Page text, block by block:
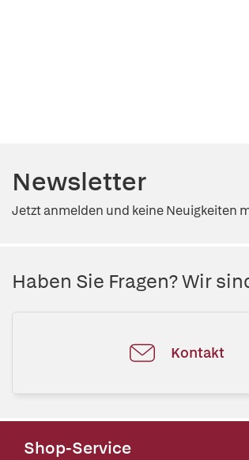
Newsletter
Jetzt anmelden und keine Neuigkeiten
Haben Sie Fragen? Wir
Kontakt
Shop-Service